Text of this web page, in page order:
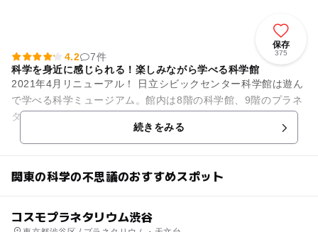
保存
375
4.2
7件
科学を身近に感じられる！楽しみながら学べる科学館
2021年4月リニューアル！ 日立シビックセンター科学館は遊ん
で学べる科学ミュージアム。館内は8階の科学館、9階のプラネ
タリウム、10階の屋上に加え1階にミュージアムショップを完
続きをみる
関東の科学の不思議のおすすめスポット
コスモプラネタリウム渋谷